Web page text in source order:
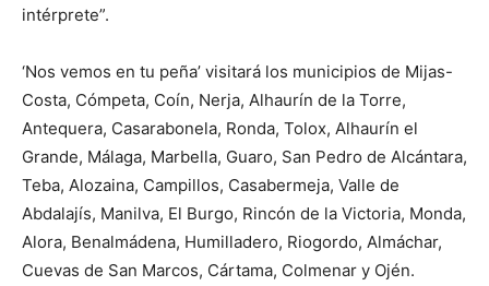
intérprete”.
‘Nos vemos en tu peña’ visitará los municipios de Mijas-
Costa, Cómpeta, Coín, Nerja, Alhaurín de la Torre,
Antequera, Casarabonela, Ronda, Tolox, Alhaurín el
Grande, Málaga, Marbella, Guaro, San Pedro de Alcántara,
Teba, Alozaina, Campillos, Casabermeja, Valle de
Abdalajís, Manilva, El Burgo, Rincón de la Victoria, Monda,
Alora, Benalmádena, Humilladero, Riogordo, Almáchar,
Cuevas de San Marcos, Cártama, Colmenar y Ojén.